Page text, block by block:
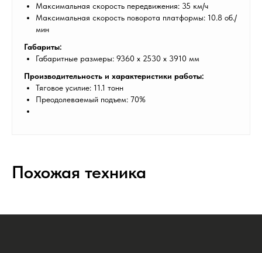
Максимальная скорость передвижения: 35 км/ч
Максимальная скорость поворота платформы: 10.8 об./
мин
Габариты:
Габаритные размеры: 9360 х 2530 х 3910 мм
Производительность и характеристики работы:
Тяговое усилие: 11.1 тонн
Преодолеваемый подъем: 70%
Похожая техника